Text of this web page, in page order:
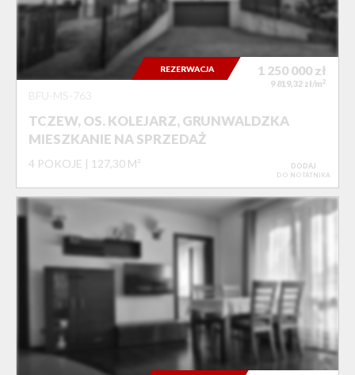
TCZEW, OS. KOLEJARZ, GRUNWALDZKA
MIESZKANIE NA SPRZEDAŻ
4 POKOJE 127,30 M²
1 250 000 zł
9 819,32 zł/m2
REZERWACJA
DODAJ
DO NOTATNIKA